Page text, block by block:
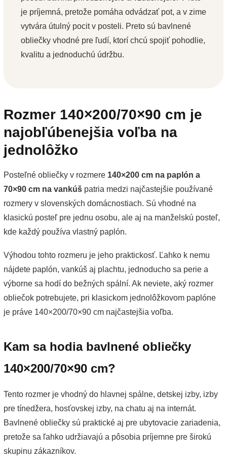
je príjemná, pretože pomáha odvádzať pot, a v zime
vytvára útulný pocit v posteli. Preto sú bavlnené
obliečky vhodné pre ľudí, ktorí chcú spojiť pohodlie,
kvalitu a jednoduchú údržbu.
Rozmer 140×200/70×90 cm je
najobľúbenejšia voľba na
jednolôžko
Posteľné obliečky v rozmere 140×200 cm na paplón a
70×90 cm na vankúš patria medzi najčastejšie používané
rozmery v slovenských domácnostiach. Sú vhodné na
klasickú posteľ pre jednu osobu, ale aj na manželskú posteľ,
kde každý používa vlastný paplón.
Výhodou tohto rozmeru je jeho praktickosť. Ľahko k nemu
nájdete paplón, vankúš aj plachtu, jednoducho sa perie a
výborne sa hodí do bežných spální. Ak neviete, aký rozmer
obliečok potrebujete, pri klasickom jednolôžkovom paplóne
je práve 140×200/70×90 cm najčastejšia voľba.
Kam sa hodia bavlnené obliečky
140×200/70×90 cm?
Tento rozmer je vhodný do hlavnej spálne, detskej izby, izby
pre tínedžera, hosťovskej izby, na chatu aj na internát.
Bavlnené obliečky sú praktické aj pre ubytovacie zariadenia,
pretože sa ľahko udržiavajú a pôsobia príjemne pre širokú
skupinu zákazníkov.